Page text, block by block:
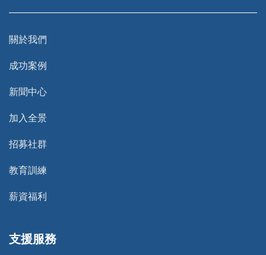
關於我們
成功案例
新聞中心
加入全景
招募社群
教育訓練
薪資福利
支援服務